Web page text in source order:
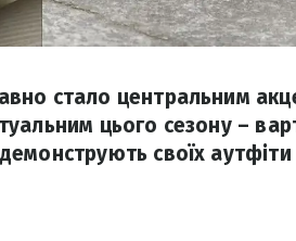
стало центральним
цього сезону –
своїх аутфіти